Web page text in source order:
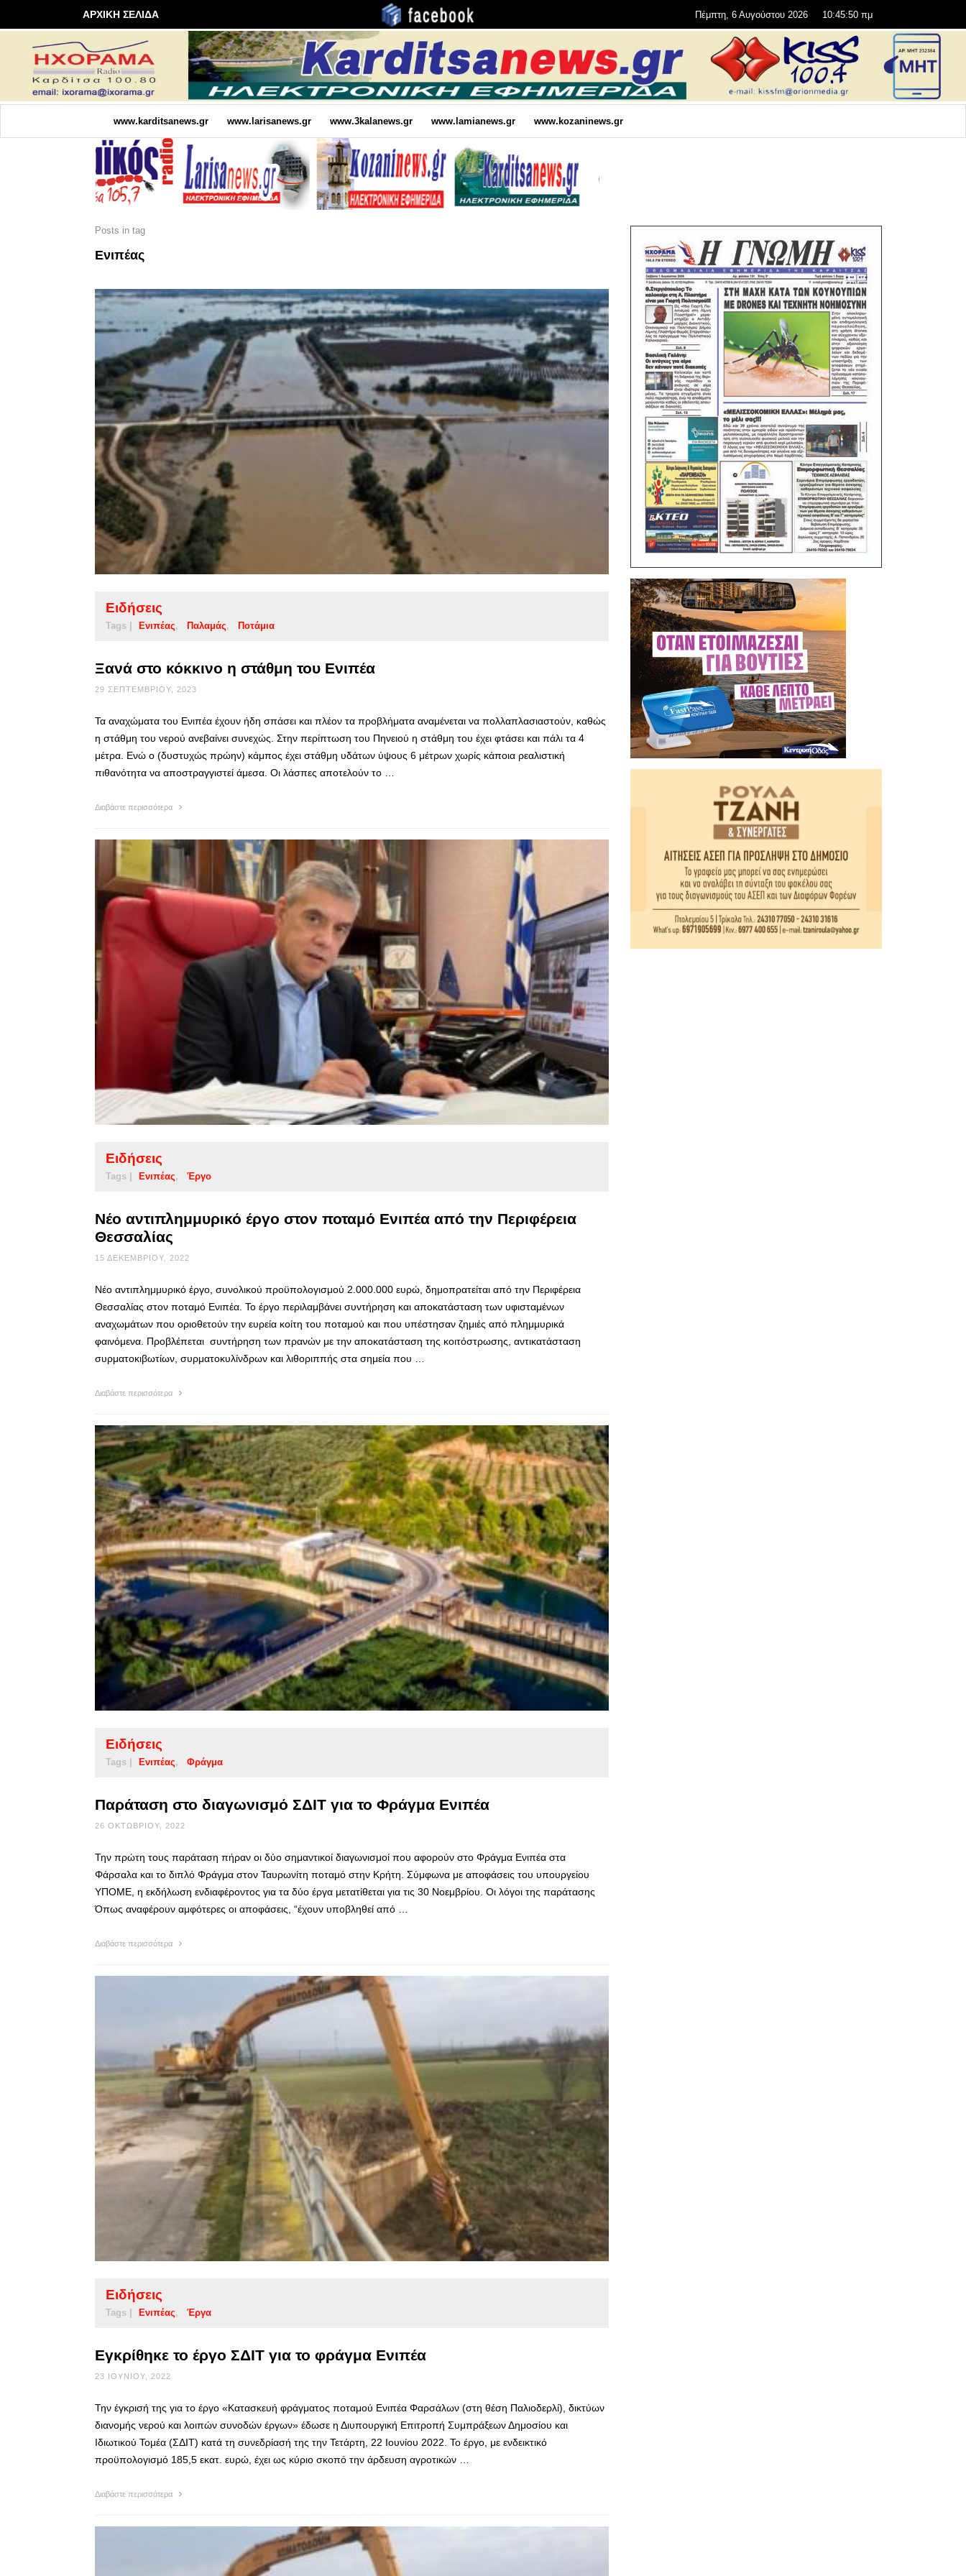
ΑΡΧΙΚΗ ΣΕΛΙΔΑ Πέμπτη, 6 Αυγούστου 2026 10:45:52 πμ
www.karditsanews.gr www.larisanews.gr www.3kalanews.gr www.lamianews.gr www.kozaninews.gr
Posts in tag
Ενιπέας
Ειδήσεις
Tags | Ενιπέας Παλαμάς Ποτάμια
Ξανά στο κόκκινο η στάθμη του Ενιπέα
29 ΣΕΠΤΕΜΒΡΊΟΥ, 2023
Τα αναχώματα του Ενιπέα έχουν ήδη σπάσει και πλέον τα προβλήματα αναμένεται να πολλαπλασιαστούν, καθώς
η στάθμη του νερού ανεβαίνει συνεχώς. Στην περίπτωση του Πηνειού η στάθμη του έχει φτάσει και πάλι τα 4
μέτρα. Ενώ ο (δυστυχώς πρώην) κάμπος έχει στάθμη υδάτων ύψους 6 μέτρων χωρίς κάποια ρεαλιστική
πιθανότητα να αποστραγγιστεί άμεσα. Οι λάσπες αποτελούν το …
Διαβάστε περισσότερα
Ειδήσεις
Tags | Ενιπέας Έργο
Νέο αντιπλημμυρικό έργο στον ποταμό Ενιπέα από την Περιφέρεια
Θεσσαλίας
15 ΔΕΚΕΜΒΡΊΟΥ, 2022
Νέο αντιπλημμυρικό έργο, συνολικού προϋπολογισμού 2.000.000 ευρώ, δημοπρατείται από την Περιφέρεια
Θεσσαλίας στον ποταμό Ενιπέα. Το έργο περιλαμβάνει συντήρηση και αποκατάσταση των υφισταμένων
αναχωμάτων που οριοθετούν την ευρεία κοίτη του ποταμού και που υπέστησαν ζημιές από πλημμυρικά
φαινόμενα. Προβλέπεται συντήρηση των πρανών με την αποκατάσταση της κοιτόστρωσης, αντικατάσταση
συρματοκιβωτίων, συρματοκυλίνδρων και λιθοριππής στα σημεία που …
Διαβάστε περισσότερα
Ειδήσεις
Tags | Ενιπέας Φράγμα
Παράταση στο διαγωνισμό ΣΔΙΤ για το Φράγμα Ενιπέα
26 ΟΚΤΩΒΡΊΟΥ, 2022
Την πρώτη τους παράταση πήραν οι δύο σημαντικοί διαγωνισμοί που αφορούν στο Φράγμα Ενιπέα στα
Φάρσαλα και το διπλό Φράγμα στον Ταυρωνίτη ποταμό στην Κρήτη. Σύμφωνα με αποφάσεις του υπουργείου
ΥΠΟΜΕ, η εκδήλωση ενδιαφέροντος για τα δύο έργα μετατίθεται για τις 30 Νοεμβρίου. Οι λόγοι της παράτασης
Όπως αναφέρουν αμφότερες οι αποφάσεις, “έχουν υποβληθεί από …
Διαβάστε περισσότερα
Ειδήσεις
Tags | Ενιπέας Έργα
Εγκρίθηκε το έργο ΣΔΙΤ για το φράγμα Ενιπέα
23 ΙΟΥΝΊΟΥ, 2022
Την έγκρισή της για το έργο «Κατασκευή φράγματος ποταμού Ενιπέα Φαρσάλων (στη θέση Παλιοδερλί), δικτύων
διανομής νερού και λοιπών συνοδών έργων» έδωσε η Διυπουργική Επιτροπή Συμπράξεων Δημοσίου και
Ιδιωτικού Τομέα (ΣΔΙΤ) κατά τη συνεδρίασή της την Τετάρτη, 22 Ιουνίου 2022. Το έργο, με ενδεικτικό
προϋπολογισμό 185,5 εκατ. ευρώ, έχει ως κύριο σκοπό την άρδευση αγροτικών …
Διαβάστε περισσότερα